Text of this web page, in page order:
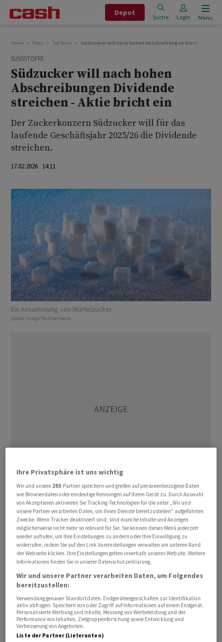
Depot
Suche Login Menu
Home News Top News Südzucker will nach hohen Abschreibungen Dividende
SÜSSSTOFFE
Südzucker will nach hohen
Abschreibungen Dividende
streichen - Aktie bricht ein
Der Zuckerkonzern Südzucker will für das
laufende ‌Geschäftsjahr ⁠2025/26 die Dividende
streichen.
17.02.2026 14:11
Ein Ansammlung von Würfelzucker.
Quelle: imago/Panthermedia
Grund dafür ⁠seien neben einem schwierigen
Marktumfeld erwartete Abschreibungen ‌auf das
Anlagevermögen zwischen ‌450 und ​550 Millionen Euro,
teilteSüdzuckeram Dienstag mit. Angesichts dieser
Ergebnisbelastung könne es aus Sicht der
Geschäftsleitung keine Dividendenzahlung geben.
Verwaltungsrat und Aktionäre müssen dem Vorschlag
noch zustimmen. Für ​das Vorjahr hatte der ​Konzern
noch ​0,20 Euro je Aktie an die Anteilseigner
‌ausgeschüttet. Die erwarteten Abschreibungen seien
nicht zahlungswirksam und belasteten das operative ​
Ihre Privatsphäre ist uns wichtig
Wir und unsere 293-Partner speichern und greifen auf personenbezogene Daten
wie Browserdaten oder eindeutige Kennungen auf Ihrem Gerät zu. Durch Auswahl
von Akzeptieren aktivieren Sie Tracking-Technologien für die unter „Wir und
unsere Partner verarbeiten Daten, um Ihnen Dienste bereitzustellen“ aufgeführten
Zwecke. Wenn Tracker deaktiviert sind, sind manche Inhalte und Anzeigen
möglicherweise nicht mehr so relevant für Sie. Sie können dieses Menü jederzeit
wieder aufrufen, um Ihre Einstellungen zu ändern oder Ihre Einwilligung zu
widerrufen, indem Sie auf den Link Voreinstellungen verwalten am unteren Rand
der Webseite klicken. Ihre Einstellungen gelten innerhalb unseres Website. Weitere
Informationen finden Sie in unserer Datenschutzerklärung.
Wir und unsere Partner verarbeiten Daten, um Folgendes
bereitzustellen:
Verwendung genauer Standortdaten. Endgeräteeigenschaften zur Identifikation
aktiv abfragen. Speichern von oder Zugriff auf Informationen auf einem Endgerät.
Personalisierte Werbung und Inhalte, Messung von Werbeleistung und der
Performance von Inhalten, Zielgruppenforschung sowie Entwicklung und
Verbesserung von Angeboten.
Liste der Partner (Lieferanten)